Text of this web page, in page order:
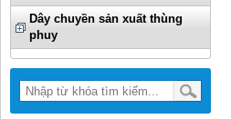
Dây chuyền sản xuất thùng
phuy